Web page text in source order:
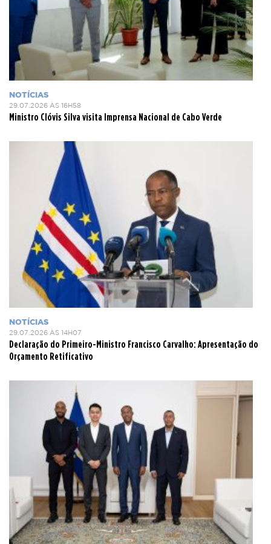
NOTÍCIAS
29.07.2026 ÀS 16H58
Ministro Clóvis Silva visita Imprensa Nacional de Cabo Verde
NOTÍCIAS
29.07.2026 ÀS 14H07
Declaração do Primeiro-Ministro Francisco Carvalho: Apresentação do
Orçamento Retificativo